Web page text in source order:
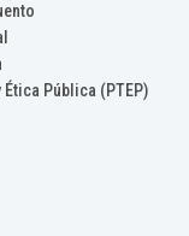
Pública (PTEP)